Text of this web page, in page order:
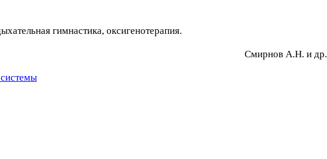
гимнастика, оксигенотерапия.
Cмиpнoв A.Н. и др.